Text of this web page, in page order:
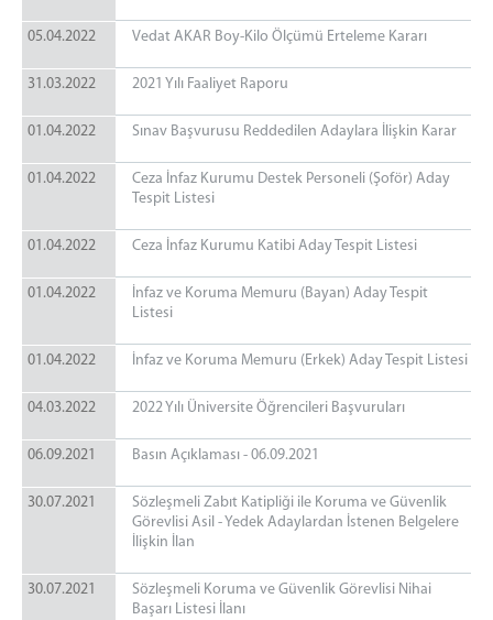
05.04.2022 Vedat AKAR Boy-Kilo Ölçümü Erteleme Kararı
31.03.2022 2021 Yılı Faaliyet Raporu
01.04.2022 Sınav Başvurusu Reddedilen Adaylara İlişkin Karar
01.04.2022
Ceza İnfaz Kurumu Destek Personeli (Şoför) Aday
Tespit Listesi
01.04.2022 Ceza İnfaz Kurumu Katibi Aday Tespit Listesi
01.04.2022
İnfaz ve Koruma Memuru (Bayan) Aday Tespit
Listesi
01.04.2022 İnfaz ve Koruma Memuru (Erkek) Aday Tespit Listesi
04.03.2022 2022 Yılı Üniversite Öğrencileri Başvuruları
06.09.2021 Basın Açıklaması - 06.09.2021
30.07.2021
Sözleşmeli Zabıt Katipliği ile Koruma ve Güvenlik
Görevlisi Asil - Yedek Adaylardan İstenen Belgelere
İlişkin İlan
30.07.2021
Sözleşmeli Koruma ve Güvenlik Görevlisi Nihai
Başarı Listesi İlanı